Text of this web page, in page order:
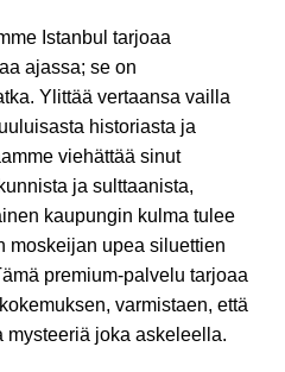
Istanbul tarjoaa
ajassa; se on
Ylittää vertaansa vailla
historiasta ja
viehättää sinut
ja sulttaanista,
kaupungin kulma tulee
moskeijan upea siluettien
premium-palvelu tarjoaa
varmistaen, että
mysteeriä joka askeleella.